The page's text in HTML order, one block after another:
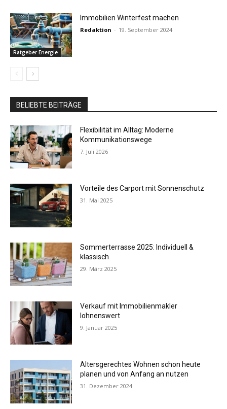
Ratgeber Energie
Immobilien Winterfest machen
Redaktion - 19. September 2024
BELIEBTE BEITRÄGE
Flexibilität im Alltag: Moderne
Kommunikationswege
7. Juli 2026
Vorteile des Carport mit Sonnenschutz
31. Mai 2025
Sommerterrasse 2025: Individuell &
klassisch
29. März 2025
Verkauf mit Immobilienmakler
lohnenswert
9. Januar 2025
Altersgerechtes Wohnen schon heute
planen und von Anfang an nutzen
31. Dezember 2024